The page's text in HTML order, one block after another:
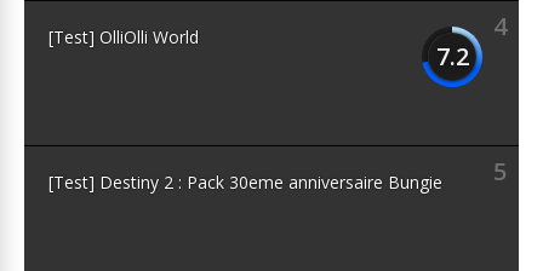
4
7.2
[Test] OlliOlli World
5
[Test] Destiny 2 : Pack 30eme anniversaire Bungie